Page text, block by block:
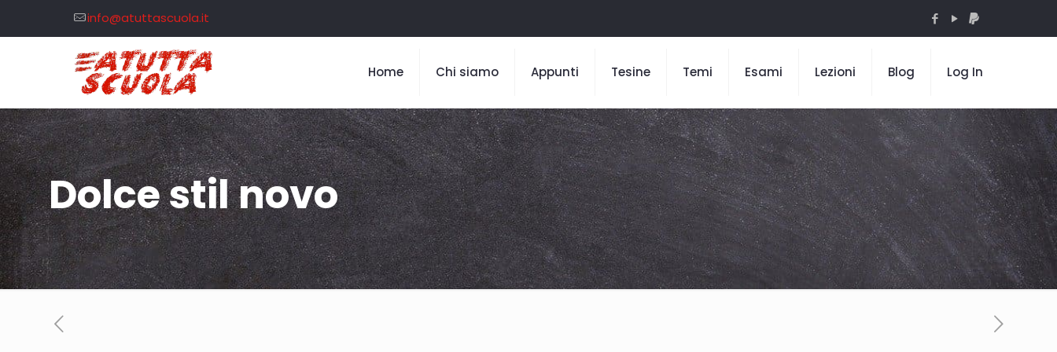
info@atuttascuola.it
Home Chi siamo Appunti Tesine Temi Esami Lezioni Blog Log In
Dolce stil novo